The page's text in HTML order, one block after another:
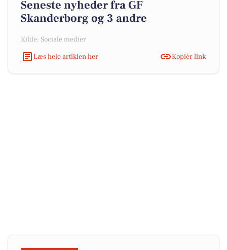
Seneste nyheder fra GF
Skanderborg og 3 andre
Kilde: Sociale medier
Læs hele artiklen her
Kopiér link